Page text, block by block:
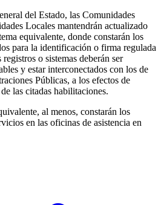
del Estado, las Comunidades
Locales mantendrán actualizado
equivalente, donde constarán los
para la identificación o firma regulada
o sistemas deberán ser
y estar interconectados con los de
Públicas, a los efectos de
las citadas habilitaciones.
al menos, constarán los
en las oficinas de asistencia en